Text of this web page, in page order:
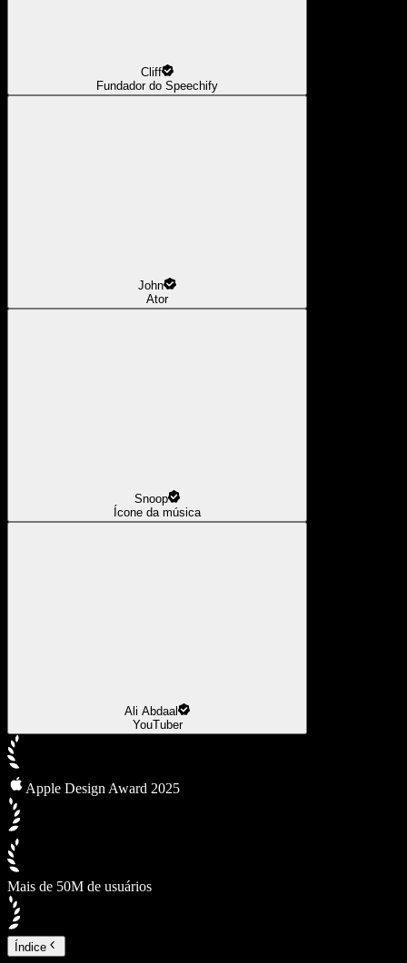
Cliff
Fundador do Speechify
John
Ator
Snoop
Ícone da música
Ali Abdaal
YouTuber
Apple Design Award 2025
Mais de 50M de usuários
Índice